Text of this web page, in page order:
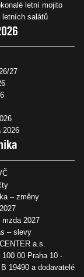
letní mojito
letních salátů
27
2026
– změny
mzda 2027
– slevy
a.s.
00 Praha 10 -
19490 a dodavatelé